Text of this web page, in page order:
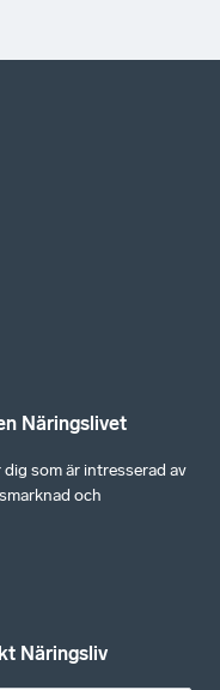
Näringslivet
som är intresserad av
och
Näringsliv